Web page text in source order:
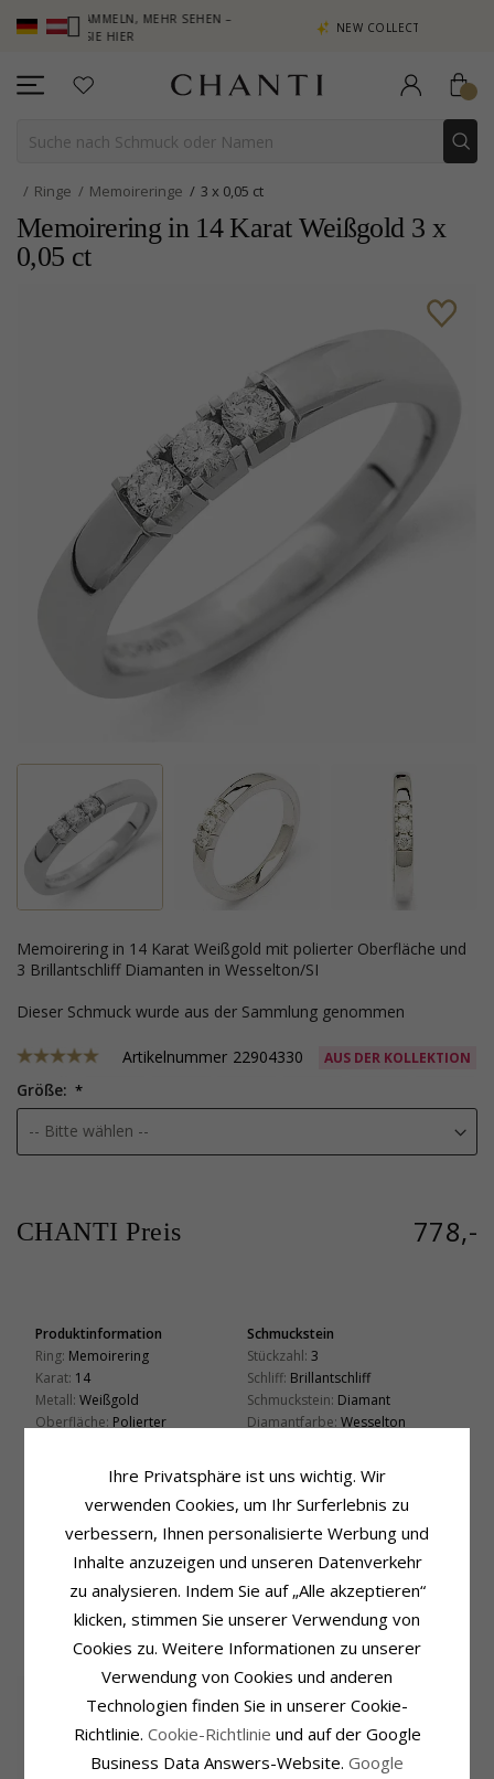
SAMMELN, MEHR SEHEN –
SIE HIER
NEW COLLECTION | AURA
Ringe Memoireringe 3 x 0,05 ct
Memoirering in 14 Karat Weißgold 3 x
0,05 ct
Memoirering in 14 Karat Weißgold mit polierter Oberfläche und
3 Brillantschliff Diamanten in Wesselton/SI
Dieser Schmuck wurde aus der Sammlung genommen
Artikelnummer 22904330 AUS DER KOLLEKTION
Größe:
CHANTI Preis 778,-
Produktinformation
Ring: Memoirering
Karat: 14
Metall: Weißgold
Oberfläche: Polierter
Schmuckstein
Stückzahl: 3
Schliff: Brillantschliff
Schmuckstein: Diamant
Diamantfarbe: Wesselton
3 X 0,05
Ringschiene
Breite, Unten:2,6 mm
Dicke, Oben:2,2 mm
Dicke, Unten: 1,4 mm
Lieferzeit
VERWANDTE PRODUKTE
Ihre Privatsphäre ist uns wichtig. Wir
verwenden Cookies, um Ihr Surferlebnis zu
verbessern, Ihnen personalisierte Werbung und
Inhalte anzuzeigen und unseren Datenverkehr
zu analysieren. Indem Sie auf „Alle akzeptieren“
klicken, stimmen Sie unserer Verwendung von
Cookies zu. Weitere Informationen zu unserer
Verwendung von Cookies und anderen
Technologien finden Sie in unserer Cookie-
Richtlinie. Cookie-Richtlinie und auf der Google
Business Data Answers-Website. Google